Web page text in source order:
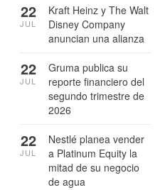
Kraft Heinz y The Walt
Disney Company
anuncian una alianza
22
JUL
Gruma publica su
reporte financiero del
segundo trimestre de
2026
22
JUL
Nestlé planea vender
a Platinum Equity la
mitad de su negocio
de agua
22
JUL